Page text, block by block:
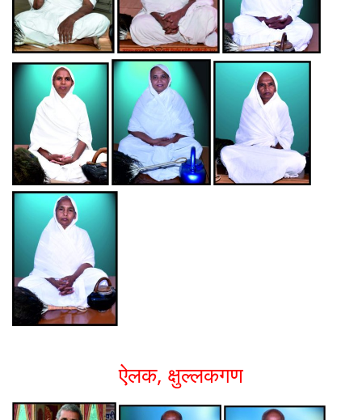
ऐलक, क्षुल्लकगण